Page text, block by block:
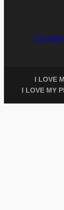
Chi
I LOVE
I LOVE MY